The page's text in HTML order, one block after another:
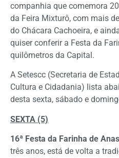
companhia que comemora
da Feira Mixturô, com mais
do Chácara Cachoeira, e
quiser conferir a Festa da
quilômetros da Capital.
A Setescc (Secretaria de
Cultura e Cidadania) lista
desta sexta, sábado e
SEXTA (5)
16ª Festa da Farinha de
três anos, está de volta a